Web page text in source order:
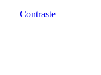
Contraste